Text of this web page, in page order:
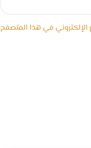
الإلكتروني في هذا المتصفح